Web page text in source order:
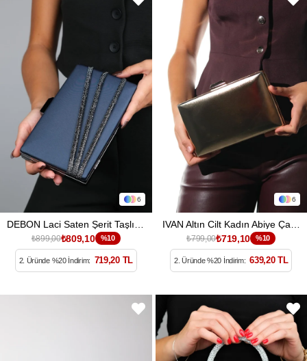
6
₺899,00₺809,10 %10
2. Üründe %20 İndirim: 719,20 TL
6
₺799,00₺719,10 %10
2. Üründe %20 İndirim: 639,20 TL